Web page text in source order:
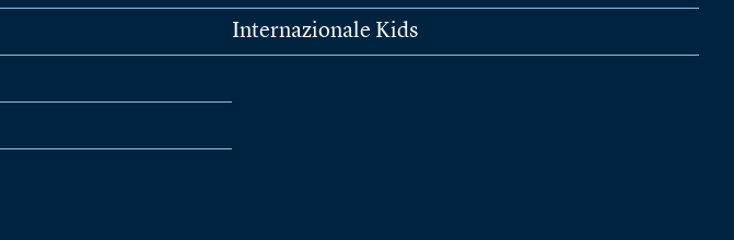
Internazionale Kids